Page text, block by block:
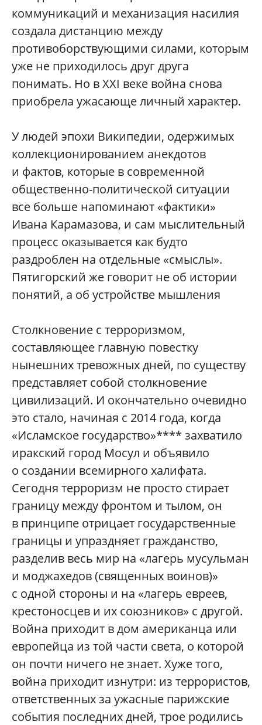
коммуникаций и механизация насилия
создала дистанцию между
противоборствующими силами, которым
уже не приходилось друг друга
понимать. Но в XXI веке война снова
приобрела ужасающе личный характер.
У людей эпохи Википедии, одержимых
коллекционированием анекдотов
и фактов, которые в современной
общественно-политической ситуации
все больше напоминают «фактики»
Ивана Карамазова, и сам мыслительный
процесс оказывается как будто
раздроблен на отдельные «смыслы».
Пятигорский же говорит не об истории
понятий, а об устройстве мышления
Столкновение с терроризмом,
составляющее главную повестку
нынешних тревожных дней, по существу
представляет собой столкновение
цивилизаций. И окончательно очевидно
это стало, начиная с 2014 года, когда
«Исламское государство»**** захватило
иракский город Мосул и объявило
о создании всемирного халифата.
Сегодня терроризм не просто стирает
границу между фронтом и тылом, он
в принципе отрицает государственные
границы и упраздняет гражданство,
разделив весь мир на «лагерь мусульман
и моджахедов (священных воинов)»
с одной стороны и на «лагерь евреев,
крестоносцев и их союзников» с другой.
Война приходит в дом американца или
европейца из той части света, о которой
он почти ничего не знает. Хуже того,
война приходит изнутри: из террористов,
ответственных за ужасные парижские
события последних дней, трое родились